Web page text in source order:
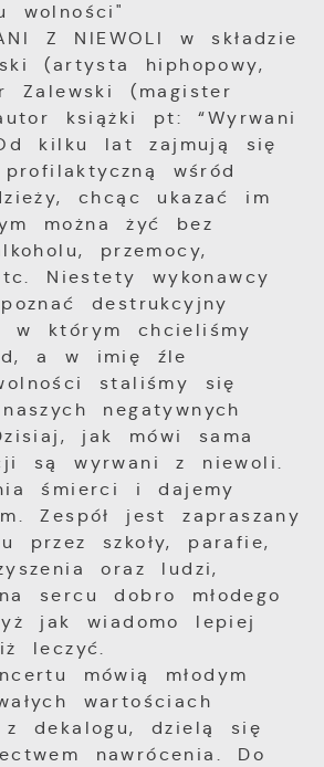
wolności"
Z NIEWOLI w składzie
(artysta hiphopowy,
(magister
książki pt: “Wyrwani
kilku lat zajmują się
profilaktyczną wśród
chcąc ukazać im
można żyć bez
przemocy,
Niestety wykonawcy
destrukcyjny
w którym chcieliśmy
a w imię źle
staliśmy się
negatywnych
jak mówi sama
są wyrwani z niewoli.
śmierci i dajemy
Zespół jest zapraszany
przez szkoły, parafie,
oraz ludzi,
sercu dobro młodego
jak wiadomo lepiej
leczyć.
mówią młodym
wartościach
z dekalogu, dzielą się
nawrócenia. Do